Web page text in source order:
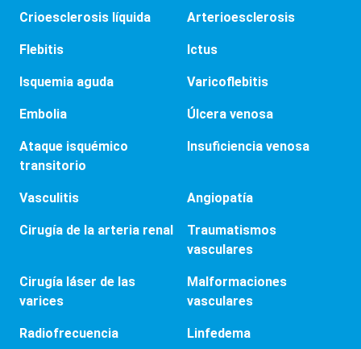
Crioesclerosis líquida Arterioesclerosis
Flebitis Ictus
Isquemia aguda Varicoflebitis
Embolia Úlcera venosa
Ataque isquémico
transitorio
Insuficiencia venosa
Vasculitis Angiopatía
Cirugía de la arteria renal
Traumatismos
vasculares
Cirugía láser de las
varices
Malformaciones
vasculares
Radiofrecuencia Linfedema